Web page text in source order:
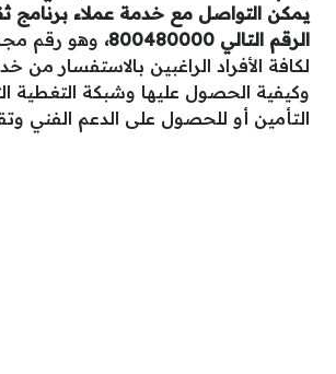
يمكن التواصل مع خدمة عملاء برنامج
الرقم التالي 800480000،
وهو رقم
لكافة الأفراد الراغبين بالاستفسار من
وكيفية الحصول عليها وشبكة التغطية
التأمين أو للحصول على الدعم الفني